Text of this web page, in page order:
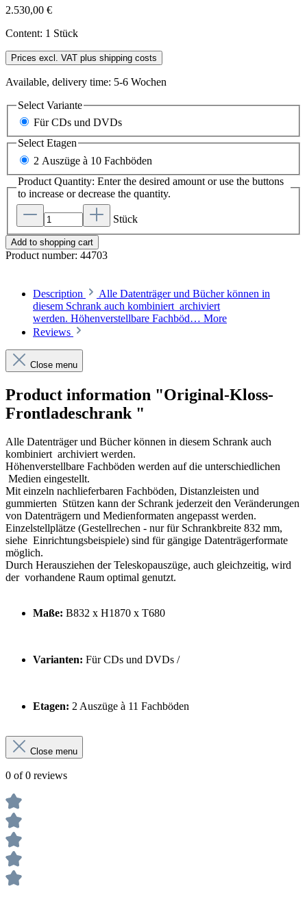
2.530,00 €
Content: 1 Stück
Prices excl. VAT plus shipping costs
Available, delivery time: 5-6 Wochen
Select Variante
Für CDs und DVDs
SelectEtagen
2 Auszüge à 10 Fachböden
Product Quantity: Enter the desired amount or use the buttons
to increase or decrease the quantity.
Stück
Add to shopping cart
Product number: 44703
Description
Alle Datenträger und Bücher können in
diesem Schrank auch kombiniert archiviert
werden. Höhenverstellbare Fachböd… More
Reviews
Close menu
Product information "Original-Kloss-
Frontladeschrank "
Alle Datenträger und Bücher können in diesem Schrank auch
kombiniert archiviert werden.
Höhenverstellbare Fachböden werden auf die unterschiedlichen
Medien eingestellt.
Mit einzeln nachlieferbaren Fachböden, Distanzleisten und
gummierten Stützen kann der Schrank jederzeit den Veränderungen
von Datenträgern und Medienformaten angepasst werden.
Einzelstellplätze (Gestellrechen - nur für Schrankbreite 832 mm,
siehe Einrichtungsbeispiele) sind für gängige Datenträgerformate
möglich.
Durch Herausziehen der Teleskopauszüge, auch gleichzeitig, wird
der vorhandene Raum optimal genutzt.
Maße: B832 x H1870 x T680
Varianten: Für CDs und DVDs /
Etagen: 2 Auszüge à 11 Fachböden
Close menu
0 of 0 reviews